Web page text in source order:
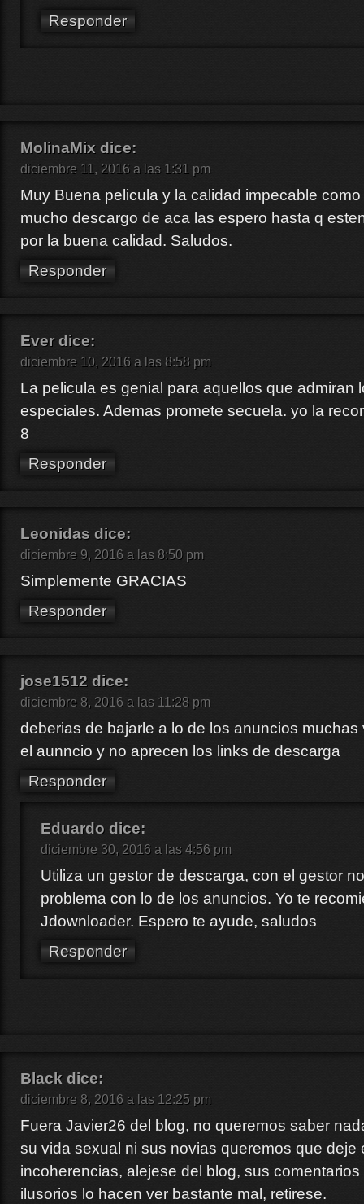
Responder
MolinaMix dice:
diciembre 11, 2016 a las 1:31 pm
Muy Buena pelicula y la calidad impecable
mucho descargo de aca las espero hasta q
por la buena calidad. Saludos.
Responder
Ever dice:
diciembre 10, 2016 a las 8:58 pm
La pelicula es genial para aquellos que admiran
especiales. Ademas promete secuela. yo la
8
Responder
Leonidas dice:
diciembre 9, 2016 a las 8:50 pm
Simplemente GRACIAS
Responder
jose1512 dice:
diciembre 8, 2016 a las 11:28 pm
deberias de bajarle a lo de los anuncios
el aunncio y no aprecen los links de descarga
Responder
Eduardo dice:
diciembre 30, 2016 a las 4:56 pm
Utiliza un gestor de descarga, con el gestor
problema con lo de los anuncios. Yo te
Jdownloader. Espero te ayude, saludos
Responder
Black dice:
diciembre 8, 2016 a las 12:25 pm
Fuera Javier26 del blog, no queremos saber
su vida sexual ni sus novias queremos que deje
incoherencias, alejese del blog, sus
ilusorios lo hacen ver bastante mal, retirese.